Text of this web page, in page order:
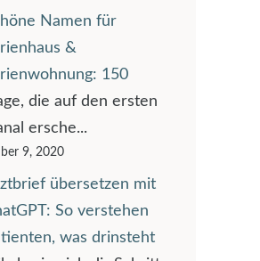
Namen für
&
150
die auf den ersten
ersche...
9, 2020
übersetzen mit
So verstehen
was drinsteht